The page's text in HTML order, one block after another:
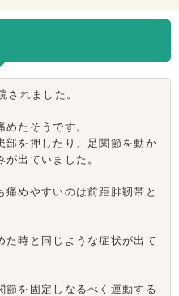
されました。
たそうです。
部を押したり、足関節を動か
出ていました。
痛めやすいのは前距腓靭帯と
た時と同じような症状が出て
節を固定しなるべく運動する